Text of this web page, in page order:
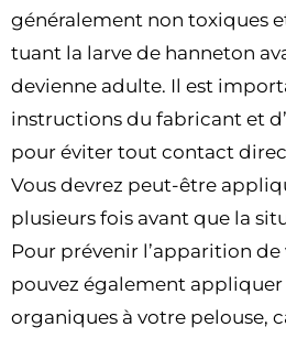
généralement non toxiques
tuant la larve de hanneton
devienne adulte. Il est
instructions du fabricant et
pour éviter tout contact
Vous devrez peut-être
plusieurs fois avant que la
Pour prévenir l’apparition de
pouvez également appliquer
organiques à votre pelouse,